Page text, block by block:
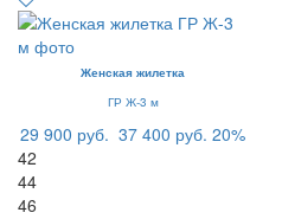
Женская жилетка
ГР Ж-3 м
29 900 руб. 37 400 руб. 20%
42
44
46